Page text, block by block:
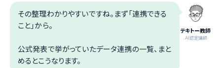
テキトー教師
.AI認定講師
その整理わかりやすいですね。まず「連携できる
こと」から。
公式発表で挙がっていたデータ連携の一覧、まと
めるとこうなります。